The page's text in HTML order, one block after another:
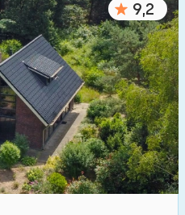
20
(max. km):
5
9,2